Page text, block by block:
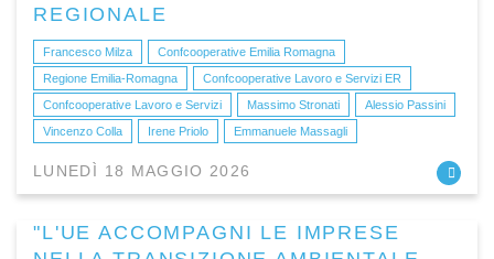
REGIONALE
Francesco Milza
Confcooperative Emilia Romagna
Regione Emilia-Romagna
Confcooperative Lavoro e Servizi ER
Confcooperative Lavoro e Servizi
Massimo Stronati
Alessio Passini
Vincenzo Colla
Irene Priolo Emmanuele Massagli
LUNEDÌ 18 MAGGIO 2026
"L'UE ACCOMPAGNI LE IMPRESE